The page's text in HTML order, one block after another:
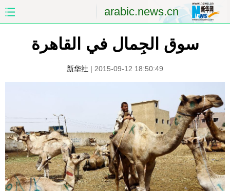
arabic.news.cn
الصين الصفحة الأولى
الشرق الأوسط العالم
الصين والعالم العربي
العلوم والصحة الثقافة والتعليم
الرياضة السياحة والبيئة
مؤتمر صحفى للخارجية الصور
سوق الجِمال في القاهرة
新华社 | 2015-09-12 18:50:49